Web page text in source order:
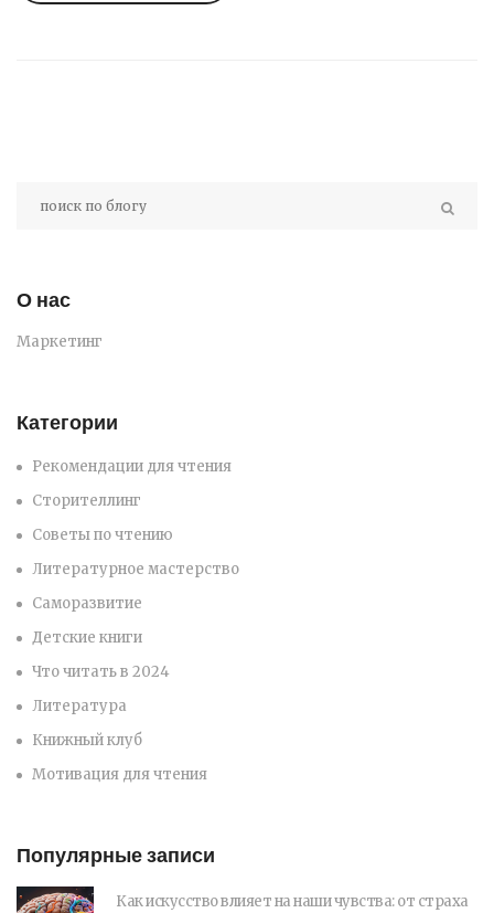
О нас
Маркетинг
Категории
Рекомендации для чтения
Сторителлинг
Советы по чтению
Литературное мастерство
Саморазвитие
Детские книги
Что читать в 2024
Литература
Книжный клуб
Мотивация для чтения
Популярные записи
Как искусство влияет на наши чувства: от страха